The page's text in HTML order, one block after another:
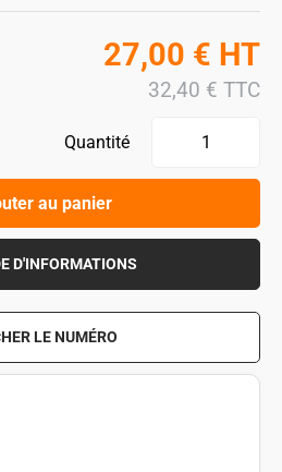
27,00 € HT
32,40 € TTC
Quantité
au panier
D'INFORMATIONS
LE NUMÉRO